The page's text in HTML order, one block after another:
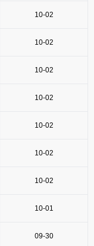
10-02
10-02
10-02
10-02
10-02
10-02
10-02
10-01
09-30